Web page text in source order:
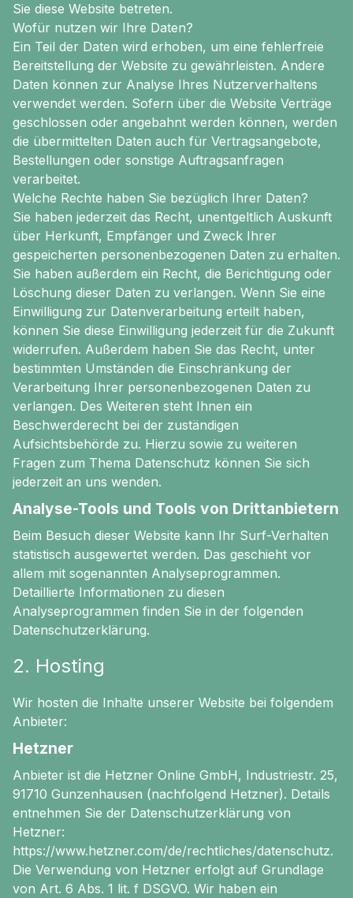
Sie diese Website betreten.
Wofür nutzen wir Ihre Daten?
Ein Teil der Daten wird erhoben, um eine fehlerfreie
Bereitstellung der Website zu gewährleisten. Andere
Daten können zur Analyse Ihres Nutzerverhaltens
verwendet werden. Sofern über die Website Verträge
geschlossen oder angebahnt werden können, werden
die übermittelten Daten auch für Vertragsangebote,
Bestellungen oder sonstige Auftragsanfragen
verarbeitet.
Welche Rechte haben Sie bezüglich Ihrer Daten?
Sie haben jederzeit das Recht, unentgeltlich Auskunft
über Herkunft, Empfänger und Zweck Ihrer
gespeicherten personenbezogenen Daten zu erhalten.
Sie haben außerdem ein Recht, die Berichtigung oder
Löschung dieser Daten zu verlangen. Wenn Sie eine
Einwilligung zur Datenverarbeitung erteilt haben,
können Sie diese Einwilligung jederzeit für die Zukunft
widerrufen. Außerdem haben Sie das Recht, unter
bestimmten Umständen die Einschränkung der
Verarbeitung Ihrer personenbezogenen Daten zu
verlangen. Des Weiteren steht Ihnen ein
Beschwerderecht bei der zuständigen
Aufsichtsbehörde zu. Hierzu sowie zu weiteren
Fragen zum Thema Datenschutz können Sie sich
jederzeit an uns wenden.
Analyse-Tools und Tools von Drittanbietern
Beim Besuch dieser Website kann Ihr Surf-Verhalten
statistisch ausgewertet werden. Das geschieht vor
allem mit sogenannten Analyseprogrammen.
Detaillierte Informationen zu diesen
Analyseprogrammen finden Sie in der folgenden
Datenschutzerklärung.
2. Hosting
Wir hosten die Inhalte unserer Website bei folgendem
Anbieter:
Hetzner
Anbieter ist die Hetzner Online GmbH, Industriestr. 25,
91710 Gunzenhausen (nachfolgend Hetzner). Details
entnehmen Sie der Datenschutzerklärung von
Hetzner:
https://www.hetzner.com/de/rechtliches/datenschutz.
Die Verwendung von Hetzner erfolgt auf Grundlage
von Art. 6 Abs. 1 lit. f DSGVO. Wir haben ein